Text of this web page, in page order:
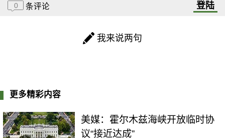
0 条评论 登陆
我来说两句
更多精彩内容
美媒：霍尔木兹海峡开放临时协
议“接近达成”